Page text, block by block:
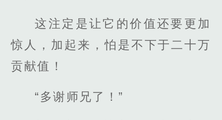
这注定是让它的价值还要更加
惊人，加起来，怕是不下于二十万
贡献值！
“多谢师兄了！”